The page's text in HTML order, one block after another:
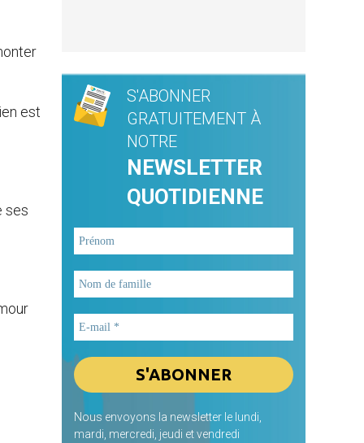
est
ses
S'ABONNER
GRATUITEMENT À
NOTRE
NEWSLETTER
QUOTIDIENNE
Nous envoyons la newsletter le lundi,
mardi, mercredi, jeudi et vendredi